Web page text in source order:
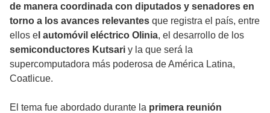
de manera coordinada con diputados y senadores en
torno a los avances relevantes que registra el país, entre
ellos e l automóvil eléctrico Olinia, el desarrollo de los
semiconductores Kutsari y la que será la
supercomputadora más poderosa de América Latina,
Coatlicue.
El tema fue abordado durante la primera reunión